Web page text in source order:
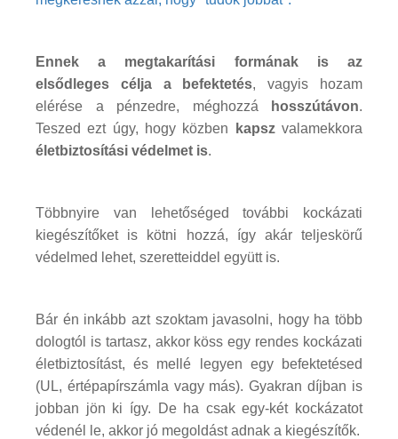
Ennek a megtakarítási formának is az
elsődleges célja a befektetés, vagyis hozam
elérése a pénzedre, méghozzá
hosszútávon.
Teszed ezt úgy, hogy közben
kapszvalamekkora
életbiztosítási védelmet is.
Többnyire van lehetőséged további kockázati
kiegészítőket is kötni hozzá, így akár teljeskörű
védelmed lehet, szeretteiddel együtt is.
Bár én inkább azt szoktam javasolni, hogy ha több
dologtól is tartasz, akkor köss egy rendes kockázati
életbiztosítást, és mellé legyen egy befektetésed
(UL, értépapírszámla vagy más). Gyakran díjban is
jobban jön ki így. De ha csak egy-két kockázatot
védenél le, akkor jó megoldást adnak a kiegészítők.